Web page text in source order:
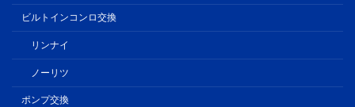
ビルトインコンロ交換
リンナイ
ノーリツ
ポンプ交換